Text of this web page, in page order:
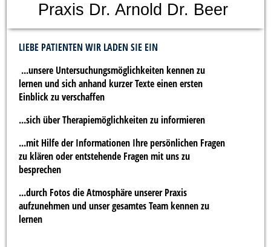
Praxis Dr. Arnold Dr. Beer
LIEBE PATIENTEN WIR LADEN SIE EIN
...unsere Untersuchungsmöglichkeiten kennen zu
lernen und sich anhand kurzer Texte einen ersten
Einblick zu verschaffen
...sich über Therapiemöglichkeiten zu informieren
...mit Hilfe der Informationen Ihre persönlichen Fragen
zu klären oder entstehende Fragen mit uns zu
besprechen
...durch Fotos die Atmosphäre unserer Praxis
aufzunehmen und unser gesamtes Team kennen zu
lernen